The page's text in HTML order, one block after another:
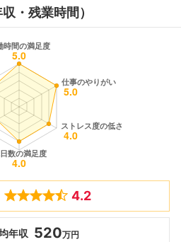
・残業時間）
4.2
年収 520万円